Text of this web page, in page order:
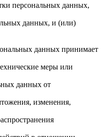
персональных данных,
данных, и (или)
данных принимает
меры или
данных от
изменения,